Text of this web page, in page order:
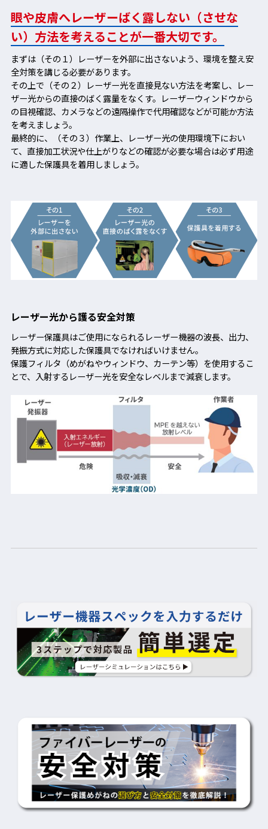
眼や皮膚へレーザーばく露しない（させな
い）方法を考えることが一番大切です。
まずは（その１）レーザーを外部に出さないよう、環境を整え安
全対策を講じる必要があります。
その上で（その２）レーザー光を直接見ない方法を考案し、レー
ザー光からの直接のばく露量をなくす。レーザーウィンドウから
の目視確認、カメラなどの遠隔操作で代用確認などが可能か方法
を考えましょう。
最終的に、（その３）作業上、レーザー光の使用環境下におい
て、直接加工状況や仕上がりなどの確認が必要な場合は必ず用途
に適した保護具を着用しましょう。
レーザー光から護る安全対策
レーザー保護具はご使用になられるレーザー機器の波長、出力、
発振方式に対応した保護具でなければいけません。
保護フィルタ（めがねやウィンドウ、カーテン等）を使用するこ
とで、入射するレーザー光を安全なレベルまで減衰します。